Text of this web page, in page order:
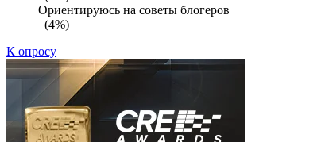
Ориентируюсь на советы блогеров
(4%)
К опросу